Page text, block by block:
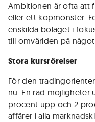
Ambitionen är ofta att
eller ett köpmönster.
enskilda bolaget i
till omvärlden på
Stora kursrörelser
För den
nu. En rad möjligheter
procent upp och 2
affärer i alla